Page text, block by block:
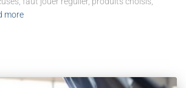
more